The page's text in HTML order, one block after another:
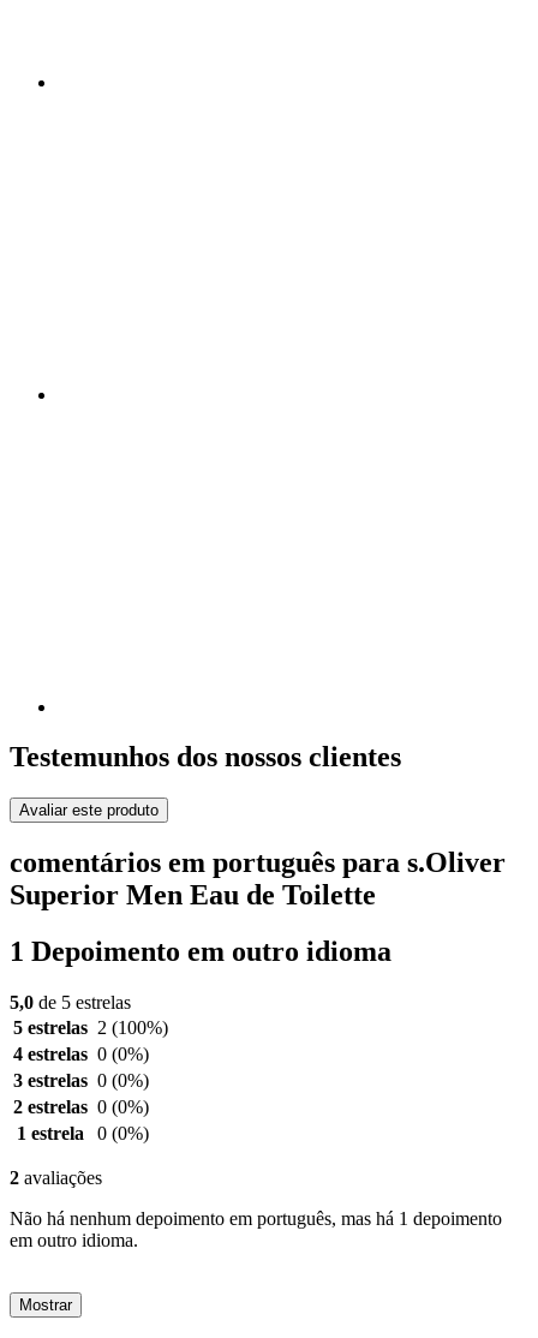
Testemunhos dos nossos clientes
Avaliar este produto
comentários em português para s.Oliver
Superior Men Eau de Toilette
1 Depoimento em outro idioma
5,0 de 5 estrelas
5 estrelas 2 (100%)
4 estrelas 0 (0%)
3 estrelas 0 (0%)
2 estrelas 0 (0%)
1 estrela
0 (0%)
2 avaliações
Não há nenhum depoimento em português, mas há 1 depoimento
em outro idioma.
Mostrar